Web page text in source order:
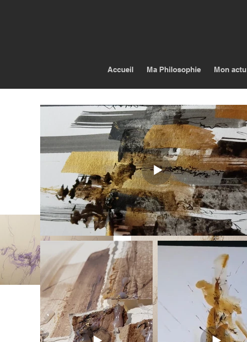
Accueil Ma Philosophie Mon actu